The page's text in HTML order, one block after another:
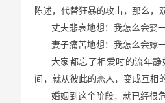
陈述，代替狂暴的攻击，那么，
丈夫悲哀地想：我怎么会娶
妻子痛苦地想：我怎么会嫁
大家都忘了相爱时的流年
间，就从彼此的恋人，变成互相
婚姻到这个阶段，就已经很